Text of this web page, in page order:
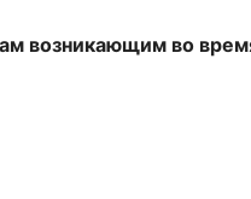
возникающим во